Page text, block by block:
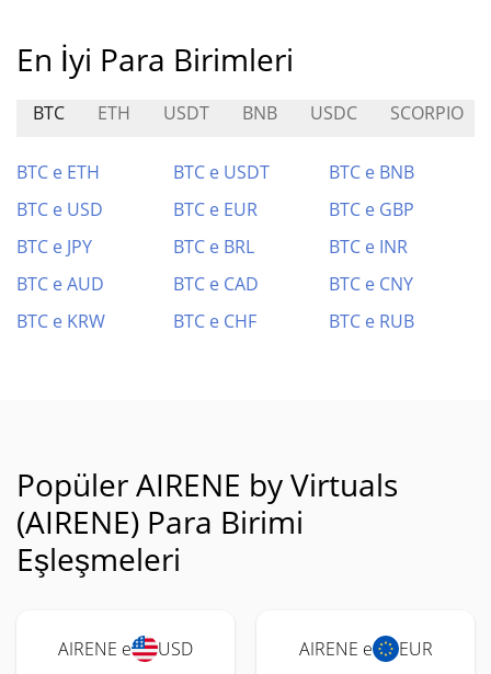
En İyi Para Birimleri
BTC ETH USDT BNB USDC SCORPIO
BTC e ETH BTC e USDT
BTC e BNB
BTC e USD
BTC e EUR
BTC e GBP
BTC e JPY
BTC e BRL
BTC e INR
BTC e AUD
BTC e CAD
BTC e CNY
BTC e KRW
BTC e CHF BTC e RUB
Popüler AIRENE by Virtuals
(AIRENE) Para Birimi
Eşleşmeleri
AIRENE e USD AIRENE e EUR